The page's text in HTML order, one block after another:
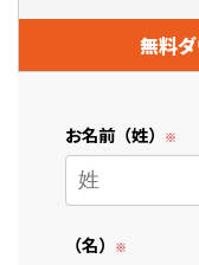
無料
お名前（姓）
（名）